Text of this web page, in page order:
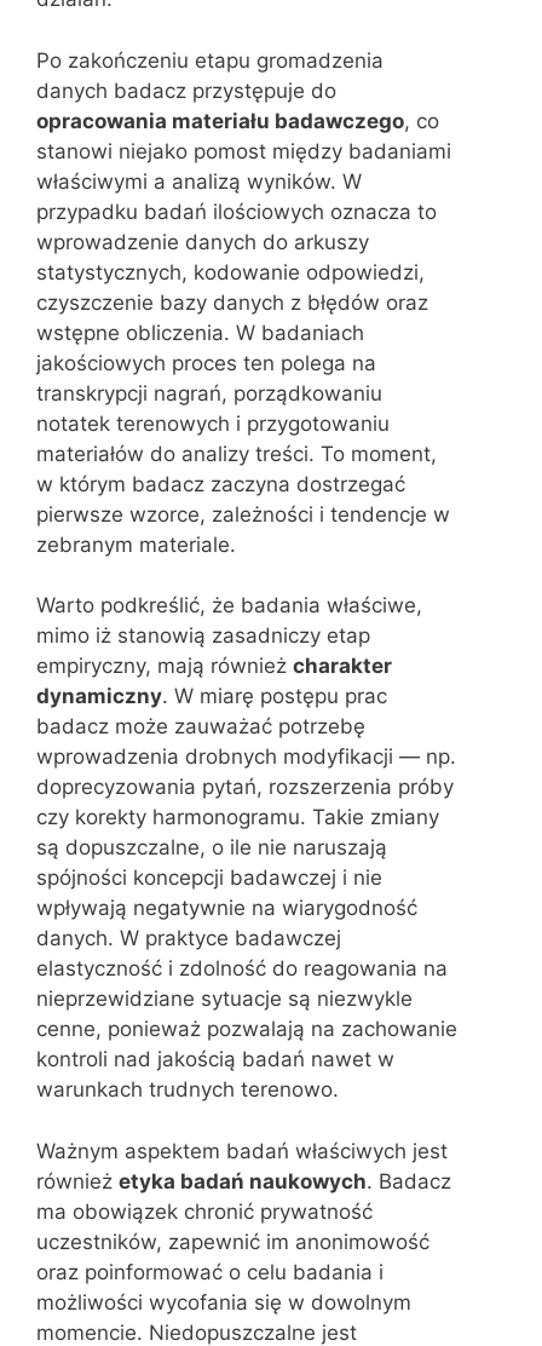
Po zakończeniu etapu gromadzenia
danych badacz przystępuje do
opracowania materiału badawczego, co
stanowi niejako pomost między badaniami
właściwymi a analizą wyników. W
przypadku badań ilościowych oznacza to
wprowadzenie danych do arkuszy
statystycznych, kodowanie odpowiedzi,
czyszczenie bazy danych z błędów oraz
wstępne obliczenia. W badaniach
jakościowych proces ten polega na
transkrypcji nagrań, porządkowaniu
notatek terenowych i przygotowaniu
materiałów do analizy treści. To moment,
w którym badacz zaczyna dostrzegać
pierwsze wzorce, zależności i tendencje w
zebranym materiale.
Warto podkreślić, że badania właściwe,
mimo iż stanowią zasadniczy etap
empiryczny, mają również charakter
dynamiczny. W miarę postępu prac
badacz może zauważać potrzebę
wprowadzenia drobnych modyfikacji — np.
doprecyzowania pytań, rozszerzenia próby
czy korekty harmonogramu. Takie zmiany
są dopuszczalne, o ile nie naruszają
spójności koncepcji badawczej i nie
wpływają negatywnie na wiarygodność
danych. W praktyce badawczej
elastyczność i zdolność do reagowania na
nieprzewidziane sytuacje są niezwykle
cenne, ponieważ pozwalają na zachowanie
kontroli nad jakością badań nawet w
warunkach trudnych terenowo.
Ważnym aspektem badań właściwych jest
również etyka badań naukowych. Badacz
ma obowiązek chronić prywatność
uczestników, zapewnić im anonimowość
oraz poinformować o celu badania i
możliwości wycofania się w dowolnym
momencie. Niedopuszczalne jest